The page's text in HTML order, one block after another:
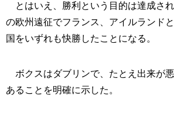
とはいえ、勝利という目的は達成さ
の欧州遠征でフランス、アイルランド
国をいずれも快勝したことになる。
ボクスはダブリンで、たとえ出来が
あることを明確に示した。